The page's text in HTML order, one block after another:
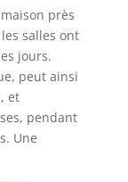
près
salles ont
jours.
peut ainsi
et
pendant
Une